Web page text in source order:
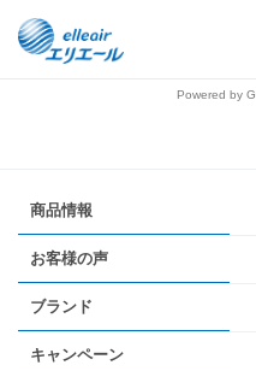
Powered by
商品情報
お客様の声
ブランド
キャンペーン